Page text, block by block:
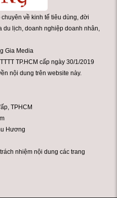
chuyên về kinh tế tiêu dùng, đời
du lịch, doanh nghiệp doanh nhân,
Gia Media
TP.HCM cấp ngày 30/1/2019
nội dung trên website này.
TPHCM
Hương
nhiệm nội dung các trang